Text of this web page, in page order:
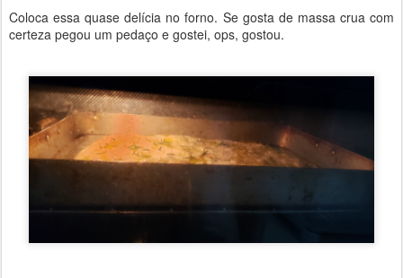
Coloca essa quase delícia no forno. Se gosta de massa crua com
certeza pegou um pedaço e gostei, ops, gostou.